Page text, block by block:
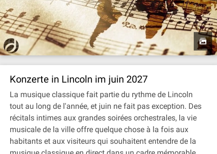
Konzerte in Lincoln im juin 2027
La musique classique fait partie du rythme de Lincoln
tout au long de l'année, et juin ne fait pas exception. Des
récitals intimes aux grandes soirées orchestrales, la vie
musicale de la ville offre quelque chose à la fois aux
habitants et aux visiteurs qui souhaitent entendre de la